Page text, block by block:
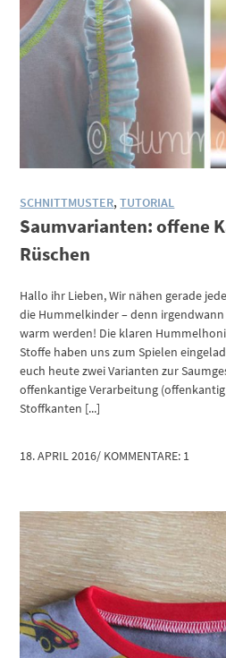
SCHNITTMUSTER,TUTORIAL
Saumvarianten: offene
Rüschen
Hallo ihr Lieben, Wir nähen gerade
die Hummelkinder – denn
warm werden! Die klaren
Stoffe haben uns zum Spielen
euch heute zwei Varianten zur
offenkantige Verarbeitung
Stoffkanten [...]
18. APRIL 2016/ KOMMENTARE: 1